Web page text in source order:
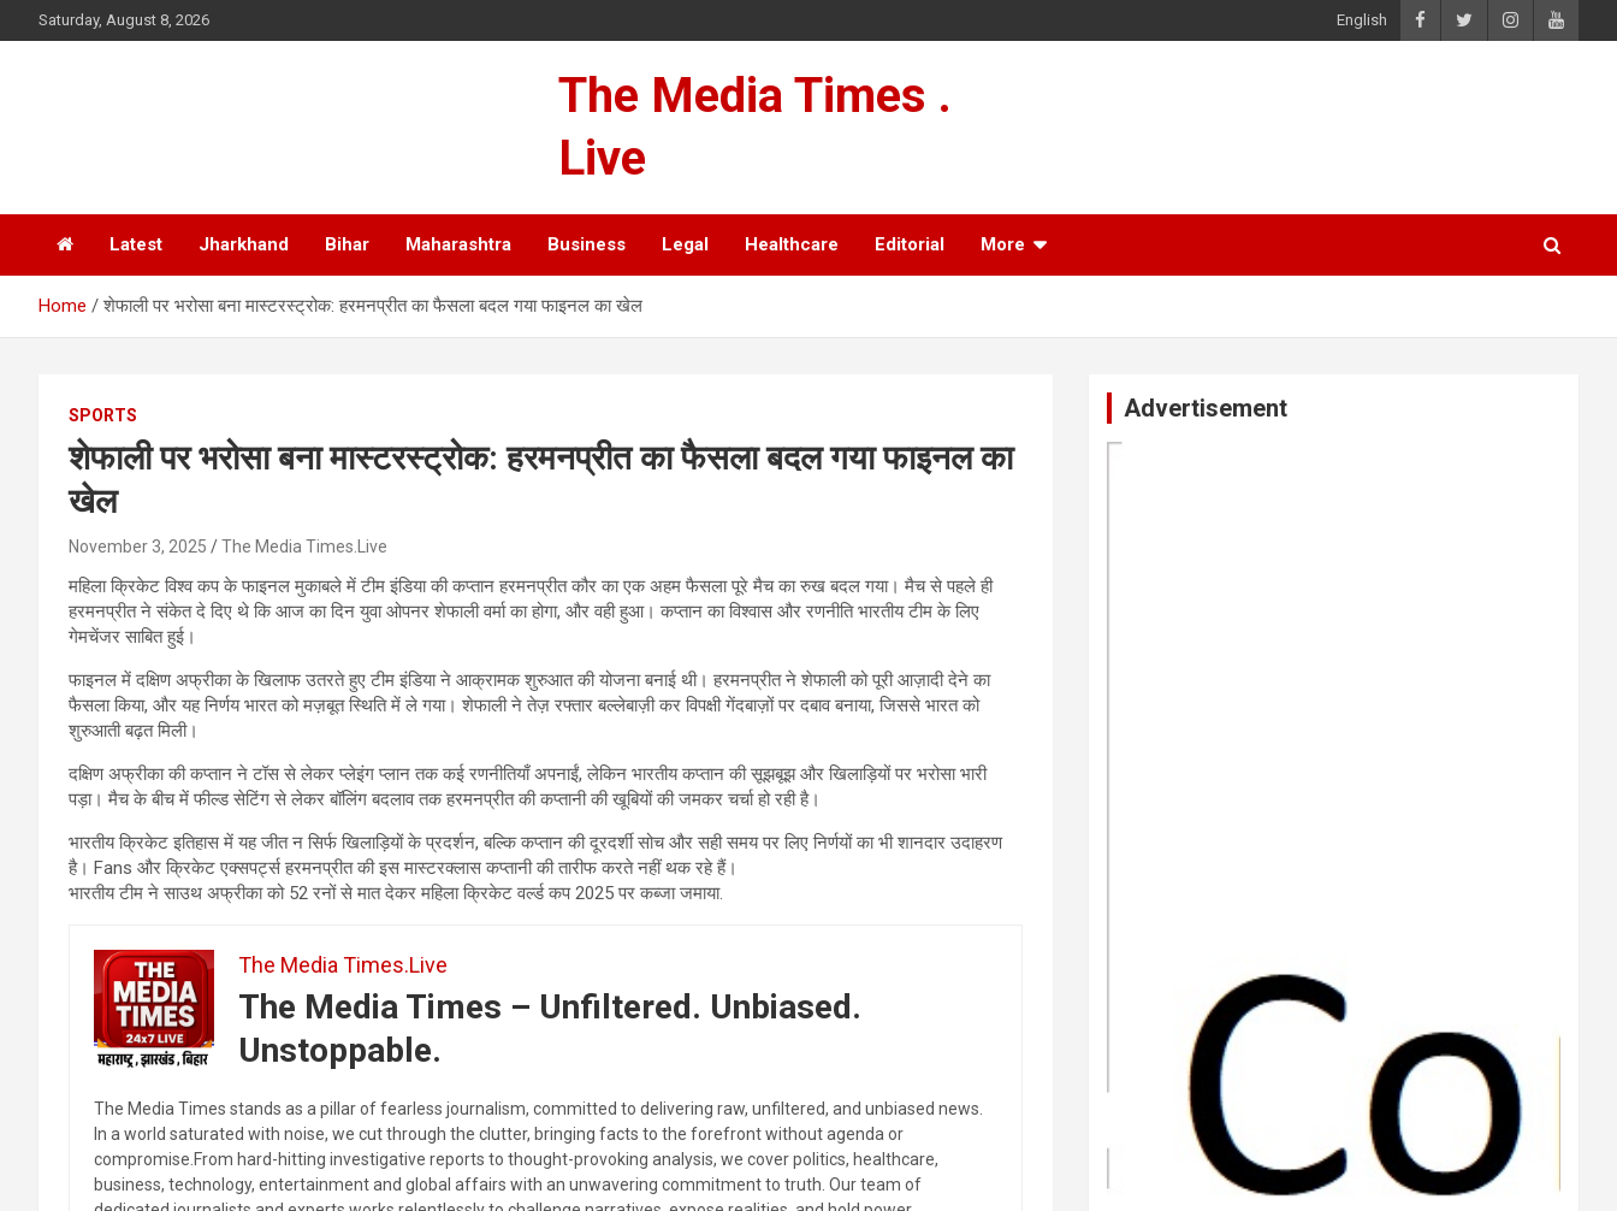
to
Saturday, August 8, 2026 English
The Media Times .
Live
Latest Jharkhand Bihar Maharashtra Business Legal Healthcare Editorial More
Home शेफाली पर भरोसा बना मास्टरस्ट्रोक: हरमनप्रीत का फैसला बदल गया फाइनल का खेल
SPORTS
शेफाली पर भरोसा बना मास्टरस्ट्रोक: हरमनप्रीत का फैसला बदल गया फाइनल का
खेल
November 3, 2025 The Media Times.Live
महिला क्रिकेट विश्व कप के फाइनल मुकाबले में टीम इंडिया की कप्तान हरमनप्रीत कौर का एक अहम फैसला पूरे मैच का रुख बदल गया। मैच से पहले ही
हरमनप्रीत ने संकेत दे दिए थे कि आज का दिन युवा ओपनर शेफाली वर्मा का होगा, और वही हुआ। कप्तान का विश्वास और रणनीति भारतीय टीम के लिए
गेमचेंजर साबित हुई।
फाइनल में दक्षिण अफ्रीका के खिलाफ उतरते हुए टीम इंडिया ने आक्रामक शुरुआत की योजना बनाई थी। हरमनप्रीत ने शेफाली को पूरी आज़ादी देने का
फैसला किया, और यह निर्णय भारत को मज़बूत स्थिति में ले गया। शेफाली ने तेज़ रफ्तार बल्लेबाज़ी कर विपक्षी गेंदबाज़ों पर दबाव बनाया, जिससे भारत को
शुरुआती बढ़त मिली।
दक्षिण अफ्रीका की कप्तान ने टॉस से लेकर प्लेइंग प्लान तक कई रणनीतियाँ अपनाईं, लेकिन भारतीय कप्तान की सूझबूझ और खिलाड़ियों पर भरोसा भारी
पड़ा। मैच के बीच में फील्ड सेटिंग से लेकर बॉलिंग बदलाव तक हरमनप्रीत की कप्तानी की खूबियों की जमकर चर्चा हो रही है।
भारतीय क्रिकेट इतिहास में यह जीत न सिर्फ खिलाड़ियों के प्रदर्शन, बल्कि कप्तान की दूरदर्शी सोच और सही समय पर लिए निर्णयों का भी शानदार उदाहरण
है। Fans और क्रिकेट एक्सपर्ट्स हरमनप्रीत की इस मास्टरक्लास कप्तानी की तारीफ करते नहीं थक रहे हैं।
भारतीय टीम ने साउथ अफ्रीका को 52 रनों से मात देकर महिला क्रिकेट वर्ल्ड कप 2025 पर कब्जा जमाया.
The Media Times.Live
The Media Times – Unfiltered. Unbiased.
Unstoppable.
The Media Times stands as a pillar of fearless journalism, committed to delivering raw, unfiltered, and unbiased news.
In a world saturated with noise, we cut through the clutter, bringing facts to the forefront without agenda or
compromise.From hard-hitting investigative reports to thought-provoking analysis, we cover politics, healthcare,
business, technology, entertainment and global affairs with an unwavering commitment to truth. Our team of
Advertisement